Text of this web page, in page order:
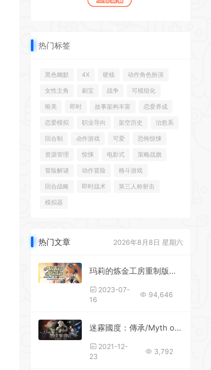
热门标签
黑色幽默 4X 硬核 动作角色扮演
女性主角 刷宝 战争 可模组化
唯美 即时 故事架构丰富 恋爱养成
恋爱模拟 职业导向 架空历史 治愈系
回合制 动作游戏 可爱 恐怖惊悚
资源管理 惊悚 电影式 策略战旗
冒险解谜 动作冒险 格斗游戏
回合战略 即时战术 第三人称射击
模拟器
热门文章 2026年8月8日 星期六
玛莉的炼金工房重制版～萨尔布鲁克的炼金术士～
2023-07-
16
94,646
迷霧國度：傳承/Myth of Mist：Legacy（Build.6956620）()
2021-12-
23
3,792
*
*
*